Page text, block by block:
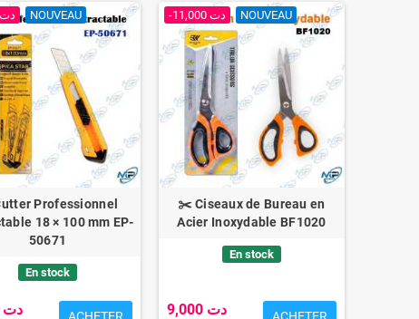
-6,000 دت NOUVEAU
Professionnel
18 × 100 mm EP-
50671
En stock
5,000 دت
-11,000 دت NOUVEAU
✂️ Ciseaux de Bureau en
Acier Inoxydable BF1020
En stock
9,000 دت